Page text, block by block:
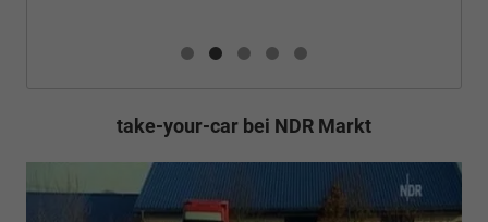
take-your-car bei NDR Markt